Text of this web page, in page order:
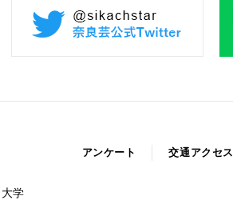
学
アンケート 交通アクセス